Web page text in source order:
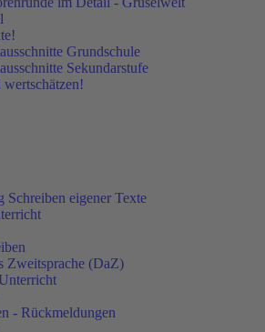
Grundschule
Sekundarstufe
wertschätzen!
Schreiben eigener Texte
Zweitsprache (DaZ)
- Rückmeldungen